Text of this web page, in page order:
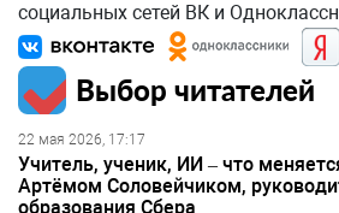
социальных сетей ВК и
Выбор читателей
22 мая 2026, 17:17
Учитель, ученик, ИИ – что
Артёмом Соловейчиком,
образования Сбера